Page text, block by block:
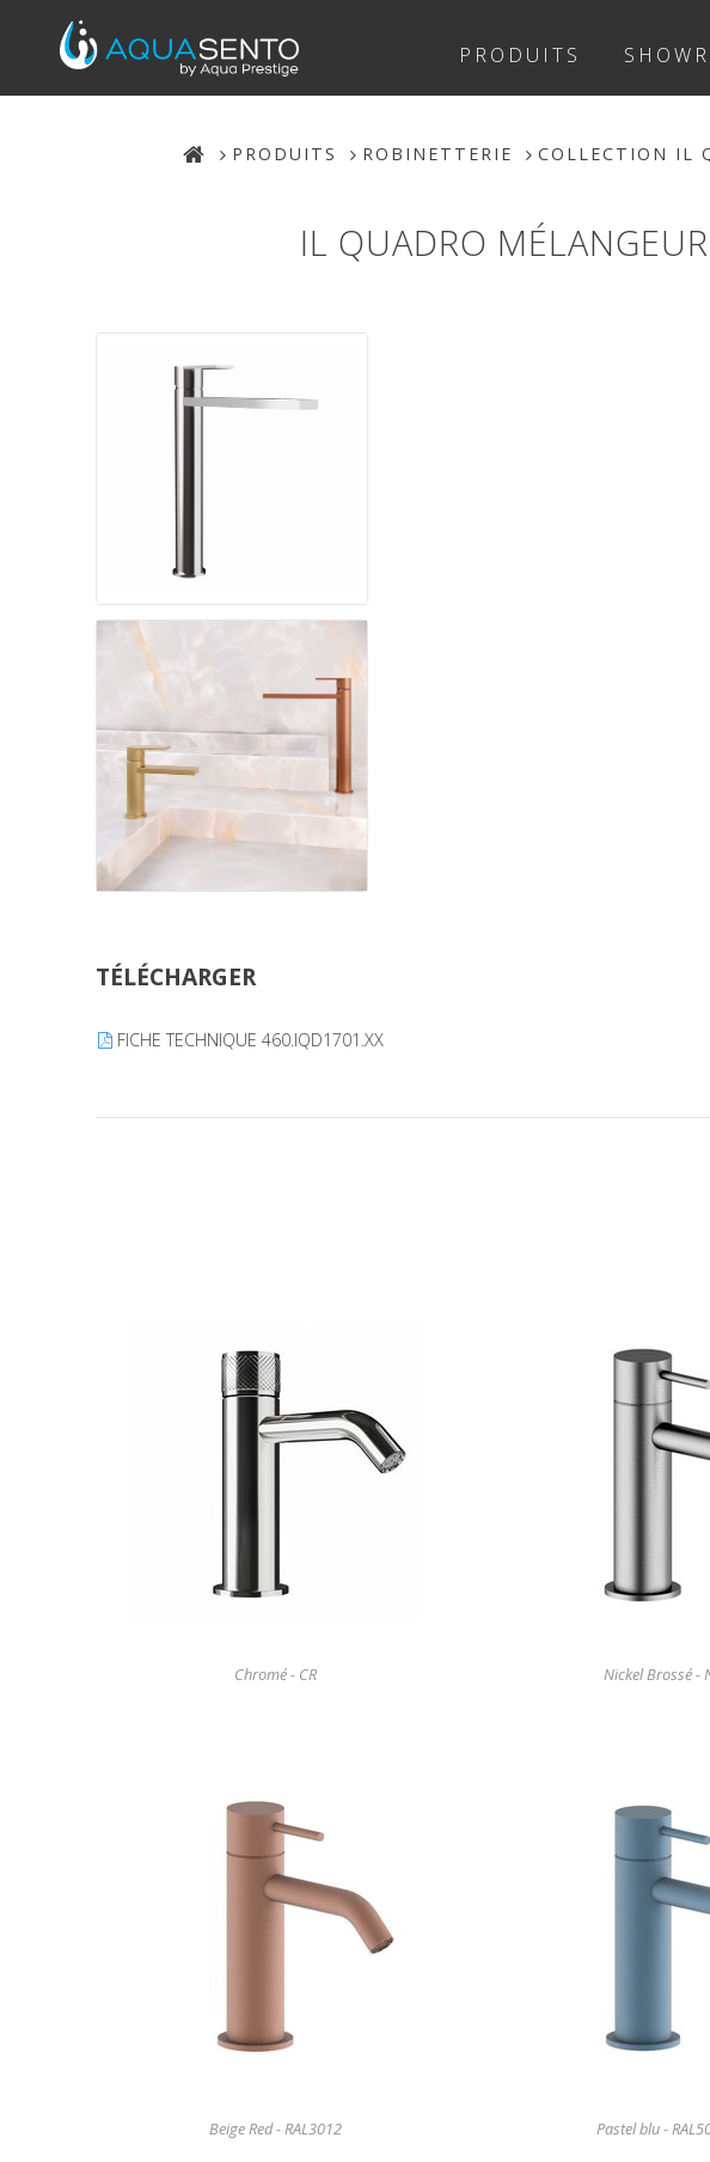
PRODUITS
PRODUITS ROBINETTERIE COLLECTION IL
IL QUADRO
TÉLÉCHARGER
FICHE TECHNIQUE 460.IQD1701.XX
Chromé - CR Nickel Brossé -
Beige Red - RAL3012 Pastel blu -